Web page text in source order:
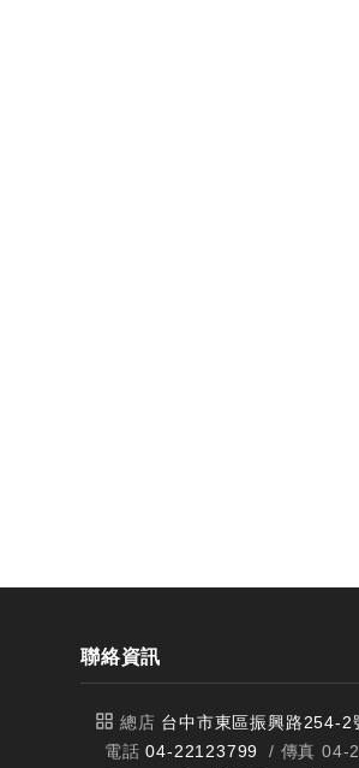
聯絡資訊
總店 台中市東區振興路254-2
電話04-22123799
/ 傳真 04-